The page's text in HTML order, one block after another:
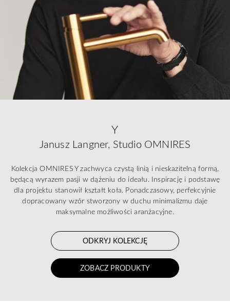
Y
Janusz Langner, Studio OMNIRES
Kolekcja OMNIRES Y zachwyca czystą linią i nieskazitelną formą,
będącą wyrazem pasji w dążeniu do ideału. Inspirację i podstawę
dla projektu stanowił kształt koła. Ponadczasowy, perfekcyjnie
dopracowany wzór stworzony w duchu minimalizmu daje
maksymalne możliwości aranżacyjne.
ODKRYJ KOLEKCJĘ
ZOBACZ PRODUKTY